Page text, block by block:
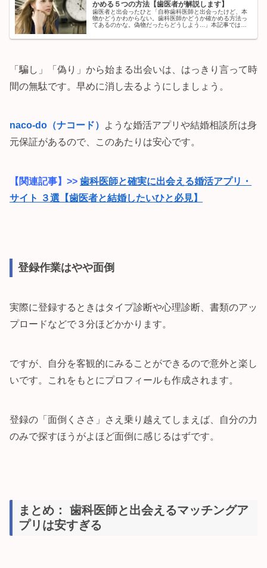
かめる５つの方法【歯医者が解説します】
歯医者と出会ったひと「自称歯科医師と出会ったけど、本
物かどうかわからない。歯科医師かどうか確かめる方法っ
てあるのかな。偽物だったらどうしよう...」本記事ではこ
なき歯医者この記事を書い...
「騙し」「偽り」から始まる出会いは、はっきり言って時
間の無駄です。早めに消し去るようにしましょう。
naco-do（ナコード）
ような婚活アプリや結婚相談所は身
元保証があるので、このあたりは安心です。
【関連記事】>> 歯科医師と確実に出会える婚活アプリ・
サイト ３選【歯医者と結婚したいひと必見】
登録作業はやや面倒
実際に登録するときはタイプ診断や心理診断、書類のアッ
プロードなどで３分ほどかかります。
ですが、自分を客観的にみることができるので意外と楽し
いです。これをもとにプロフィールも作成されます。
登録の「面倒くささ」さえ乗り越えてしまえば、自分の力
のみで探すほうがよほど面倒に感じるはずです。
まとめ： 歯科医師と出会えるマッチングア
プリは安すぎる